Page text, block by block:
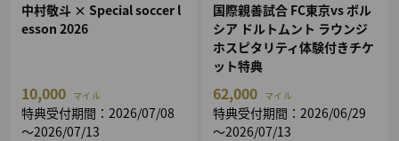
中村敬斗 × Special soccer l
esson 2026
10,000 マイル
特典受付期間：2026/07/08
～2026/07/13
国際親善試合 FC東京vs ボル
シア ドルトムント ラウンジ
ホスピタリティ体験付きチケ
ット特典
62,000 マイル
特典受付期間：2026/06/29
～2026/07/13